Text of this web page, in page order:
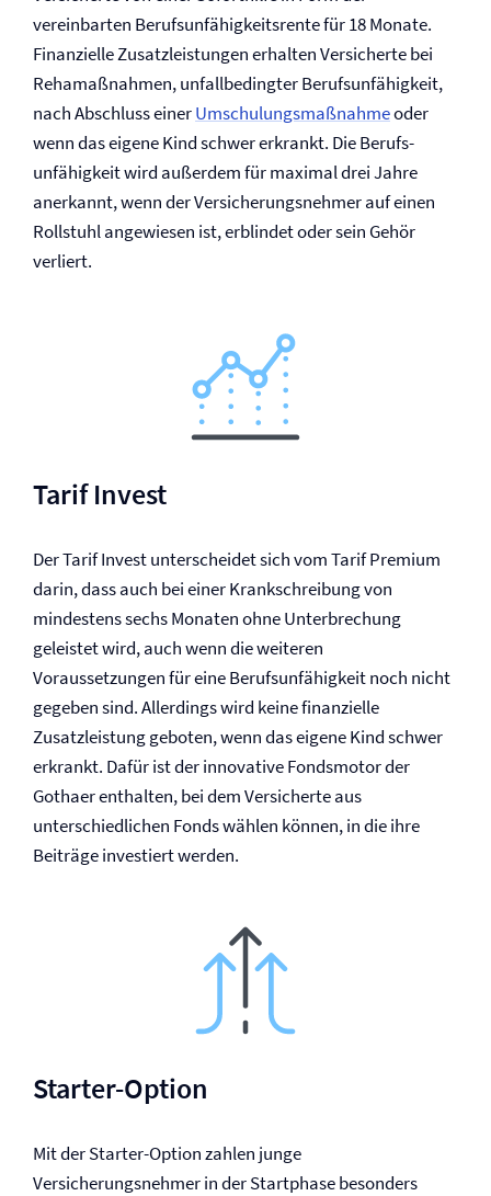
vereinbarten Berufs­unfähigkeitsrente für 18 Monate.
Finanzielle Zusatzleistungen erhalten Versicherte bei
Reha­maßnahmen, unfallbedingter Berufs­unfähigkeit,
nach Abschluss einerUmschulungsmaßnahmeoder
wenn das eigene Kind schwer erkrankt. Die Berufs­
unfähigkeit wird außerdem für maximal drei Jahre
anerkannt, wenn der Versicherungsnehmer auf einen
Rollstuhl angewiesen ist, erblindet oder sein Gehör
verliert.
Tarif Invest
Der Tarif Invest unterscheidet sich vom Tarif Premium
darin, dass auch bei einer Krankschreibung von
mindestens sechs Monaten ohne Unterbrechung
geleistet wird, auch wenn die weiteren
Voraussetzungen für eine Berufs­unfähigkeit noch nicht
gegeben sind. Allerdings wird keine finanzielle
Zusatzleistung geboten, wenn das eigene Kind schwer
erkrankt. Dafür ist der innovative Fondsmotor der
Gothaer enthalten, bei dem Versicherte aus
unterschiedlichen Fonds wählen können, in die ihre
Beiträge investiert werden.
Starter-Option
Mit der Starter-Option zahlen junge
Versicherungsnehmer in der Startphase besonders